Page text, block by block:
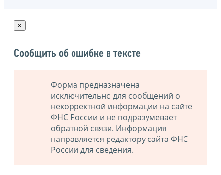
×
Сообщить об ошибке в тексте
Форма предназначена
исключительно для сообщений о
некорректной информации на сайте
ФНС России и не подразумевает
обратной связи. Информация
направляется редактору сайта ФНС
России для сведения.